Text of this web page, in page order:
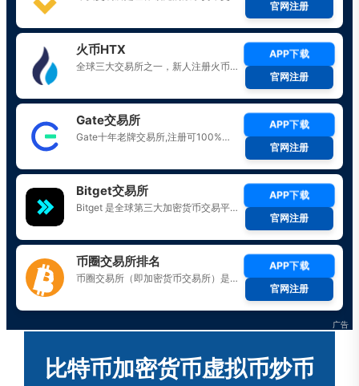
比特币加密货币虚拟币炒币